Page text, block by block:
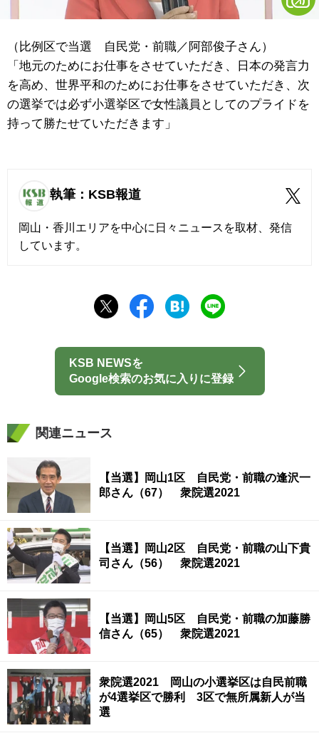
（比例区で当選 自民党・前職／阿部俊子さん）
「地元のためにお仕事をさせていただき、日本の発言力
を高め、世界平和のためにお仕事をさせていただき、次
の選挙では必ず小選挙区で女性議員としてのプライドを
持って勝たせていただきます」
執筆：KSB報道
岡山・香川エリアを中心に日々ニュースを取材、発信
しています。
KSB NEWSを
Google検索のお気に入りに登録
関連ニュース
【当選】岡山1区 自民党・前職の逢沢一
郎さん（67） 衆院選2021
【当選】岡山2区 自民党・前職の山下貴
司さん（56） 衆院選2021
【当選】岡山5区 自民党・前職の加藤勝
信さん（65） 衆院選2021
衆院選2021 岡山の小選挙区は自民前職
が4選挙区で勝利 3区で無所属新人が当
選